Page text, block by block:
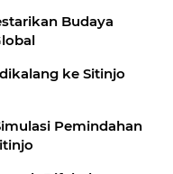
Budaya
ke Sitinjo
Pemindahan